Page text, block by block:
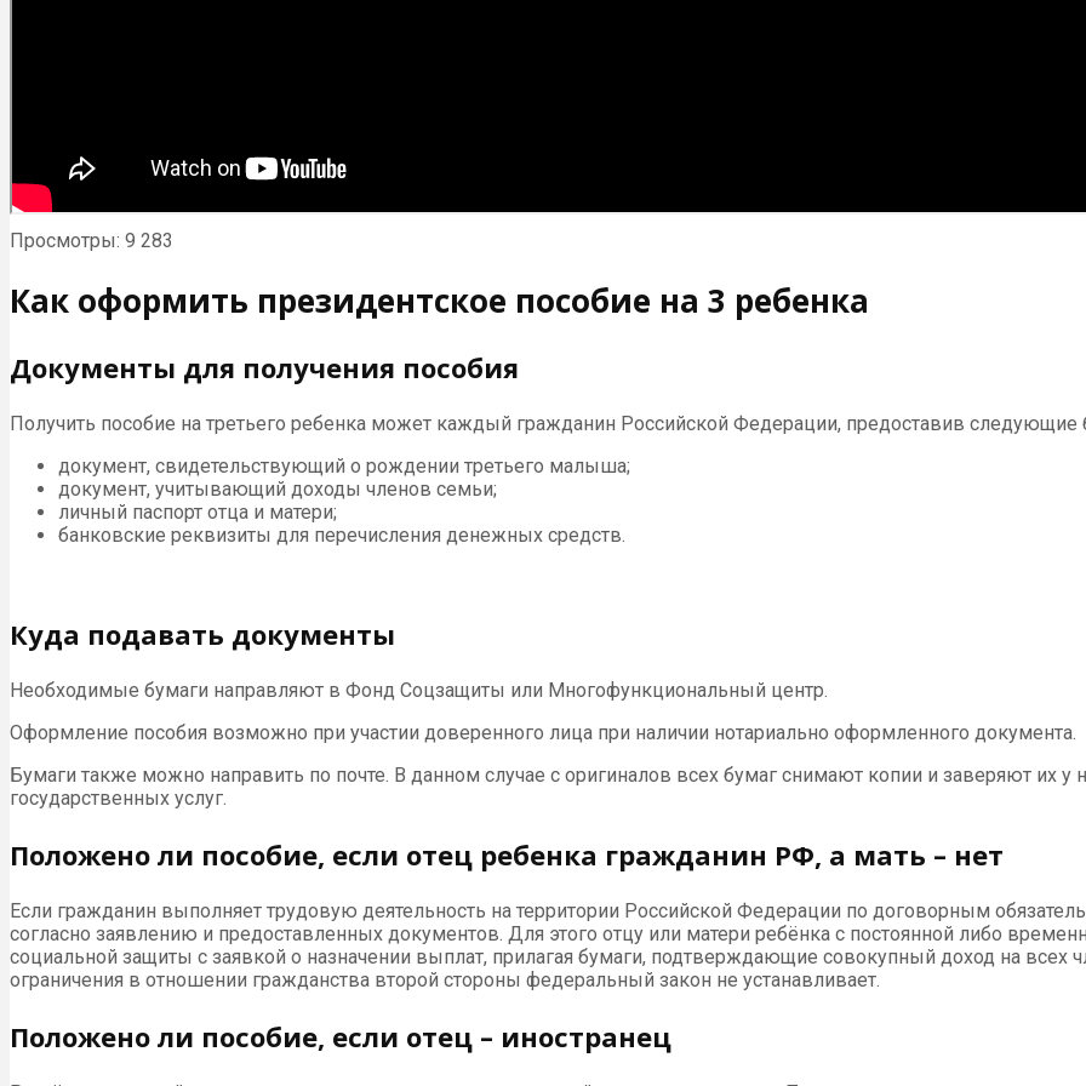
Просмотры: 9 283
Как оформить президентское пособие на 3 ребенка
Документы для получения пособия
Получить пособие на третьего ребенка может каждый гражданин Российской Федерации, предоставив следующие
документ, свидетельствующий о рождении третьего малыша;
документ, учитывающий доходы членов семьи;
личный паспорт отца и матери;
банковские реквизиты для перечисления денежных средств.
Куда подавать документы
Необходимые бумаги направляют в Фонд Соцзащиты или Многофункциональный центр.
Оформление пособия возможно при участии доверенного лица при наличии нотариально оформленного документа.
Бумаги также можно направить по почте. В данном случае с оригиналов всех бумаг снимают копии и заверяют их у
государственных услуг.
Положено ли пособие, если отец ребенка гражданин РФ, а мать – нет
Если гражданин выполняет трудовую деятельность на территории Российской Федерации по договорным
согласно заявлению и предоставленных документов. Для этого отцу или матери ребёнка с постоянной либо
социальной защиты с заявкой о назначении выплат, прилагая бумаги, подтверждающие совокупный доход на всех
ограничения в отношении гражданства второй стороны федеральный закон не устанавливает.
Положено ли пособие, если отец – иностранец